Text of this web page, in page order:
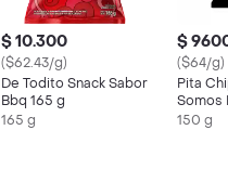
$ 10.300
($62.43/g)
De Todito Snack Sabor
Bbq 165 g
165 g
$
($64/g)
Pita
Somos
150 g